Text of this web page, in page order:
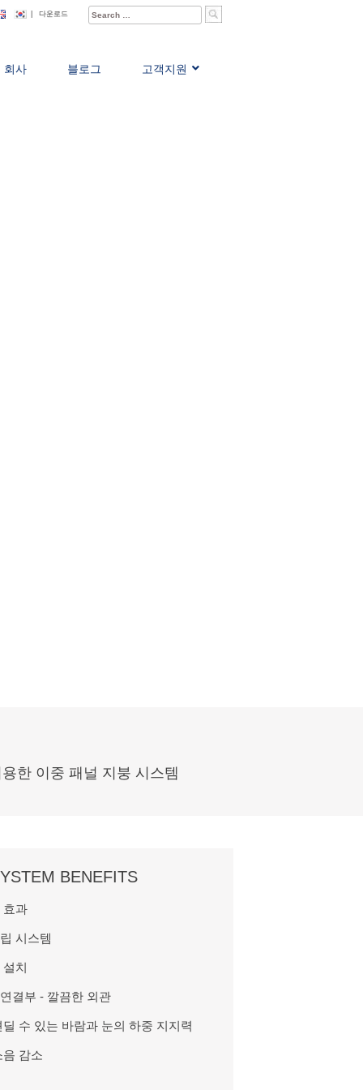
Search
for:
다운로드
회사 블로그 고객지원
한 이중 패널 지붕 시스템
BENEFITS
효과
시스템
치
결부 - 깔끔한 외관
수 있는 바람과 눈의 하중 지지력
감소